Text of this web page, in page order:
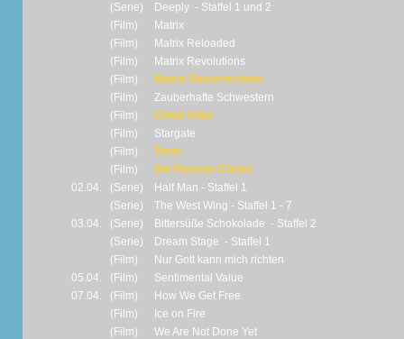
(Serie)
Deeply - Staffel 1 und 2
(Film)
Matrix
(Film)
Matrix Reloaded
(Film)
Matrix Revolutions
(Film)
Matrix Resurrections
(Film)
Zauberhafte Schwestern
(Film)
Cloud Atlas
(Film)
Stargate
(Film)
Tenet
(Film)
Die Passion Christi
02.04.
(Serie)
Half Man - Staffel 1
(Serie)
The West Wing - Staffel 1 - 7
03.04.
(Serie)
Bittersüße Schokolade - Staffel 2
(Serie)
Dream Stage - Staffel 1
(Film)
Nur Gott kann mich richten
05.04.
(Film)
Sentimental Value
07.04.
(Film)
How We Get Free
(Film)
Ice on Fire
(Film)
We Are Not Done Yet